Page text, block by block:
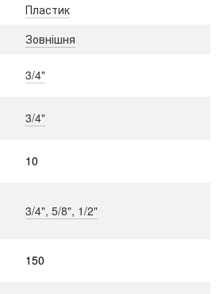
Пластик
Зовнішня
3/4"
3/4"
10
3/4", 5/8", 1/2"
150